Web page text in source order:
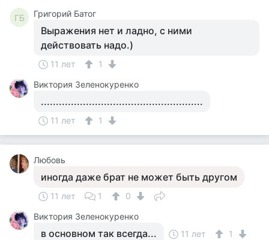
ГБ Григорий Батог
Выражения нет и ладно, с ними
действовать надо.)
11 лет
1
Виктория Зеленокуренко
......................................................
11 лет 1
Любовь
иногда даже брат не может быть другом
11 лет 1
0
Виктория Зеленокуренко
в основном так всегда... 11 лет 1